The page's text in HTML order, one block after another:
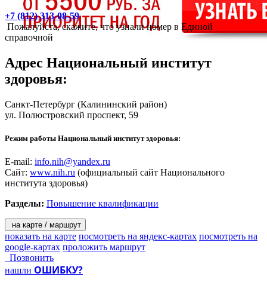
+7 (812) 313-08-59
Пожалуйста, скажите, что узнали номер в Единой
справочной
Адрес Национальный институт
здоровья:
Санкт-Петербург (Калининский район)
ул. Полюстровский проспект, 59
Режим работы Национальный институт здоровья:
E-mail: info.nih@yandex.ru
Сайт: www.nih.ru (официальный сайт Национального
института здоровья)
Разделы: Повышение квалификации
на карте / маршрут
показать на карте посмотреть на яндекс-картах посмотреть на
google-картах проложить маршрут
Позвонить
нашли ОШИБКУ?